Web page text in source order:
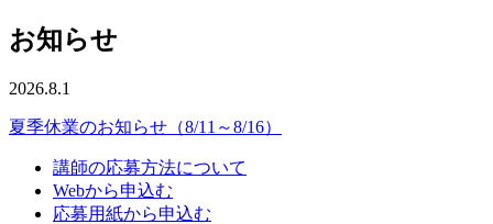
お知らせ
2026.8.1
夏季休業のお知らせ（8/11～8/16）
講師の応募方法について
Webから申込む
応募用紙から申込む